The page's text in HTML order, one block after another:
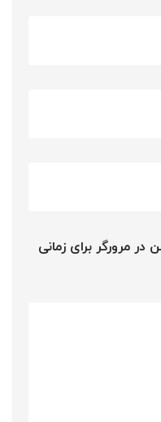
مرورگر برای زمانی